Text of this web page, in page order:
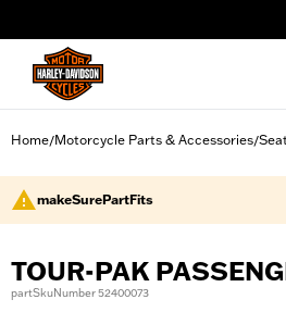
Home/Motorcycle Parts & Accessories/
makeSurePartFits
TOUR-PAK
partSkuNumber 52400073